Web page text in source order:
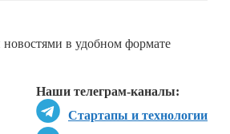
в удобном формате
Наши телеграм-каналы:
Стартапы и технологии